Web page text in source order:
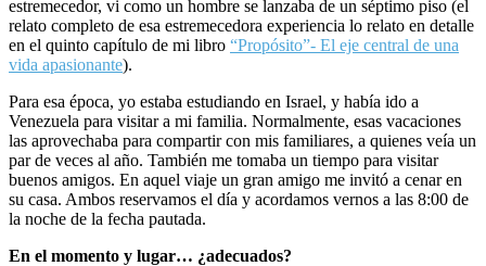
estremecedor, vi como un hombre se lanzaba de un séptimo piso (el
relato completo de esa estremecedora experiencia lo relato en detalle
en el quinto capítulo de mi libro “Propósito”- El eje central de una
vida apasionante).
Para esa época, yo estaba estudiando en Israel, y había ido a
Venezuela para visitar a mi familia. Normalmente, esas vacaciones
las aprovechaba para compartir con mis familiares, a quienes veía un
par de veces al año. También me tomaba un tiempo para visitar
buenos amigos. En aquel viaje un gran amigo me invitó a cenar en
su casa. Ambos reservamos el día y acordamos vernos a las 8:00 de
la noche de la fecha pautada.
En el momento y lugar… ¿adecuados?